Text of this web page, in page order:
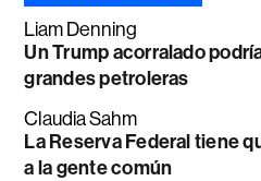
Liam Denning
Un Trump acorralado
grandes petroleras
Claudia Sahm
La Reserva Federal tiene
a la gente común